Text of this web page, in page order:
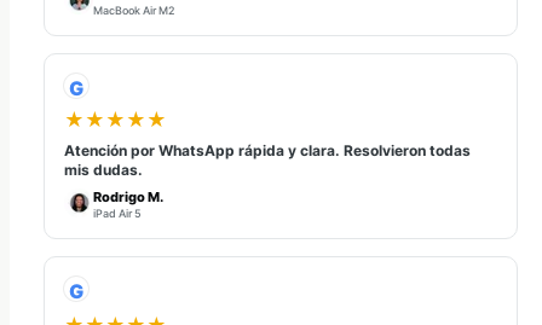
MacBook Air M2
G
★★★★★
Atención por WhatsApp rápida y clara. Resolvieron todas
mis dudas.
Rodrigo M.
iPad Air 5
G